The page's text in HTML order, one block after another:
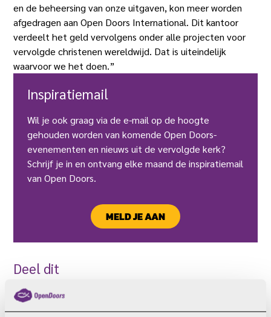
en de beheersing van onze uitgaven, kon meer worden
afgedragen aan Open Doors International. Dit kantoor
verdeelt het geld vervolgens onder alle projecten voor
vervolgde christenen wereldwijd. Dat is uiteindelijk
waarvoor we het doen.”
Inspiratiemail
Wil je ook graag via de e-mail op de hoogte
gehouden worden van komende Open Doors-
evenementen en nieuws uit de vervolgde kerk?
Schrijf je in en ontvang elke maand de inspiratiemail
van Open Doors.
MELD JE AAN
Deel dit